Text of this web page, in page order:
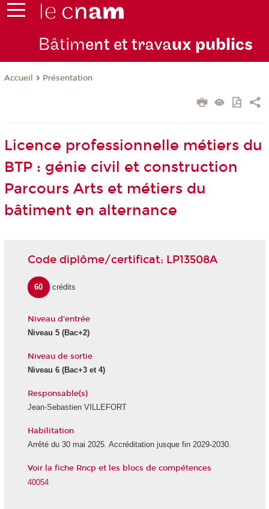
Bâtiment et travaux publics
Accueil Présentation
Licence professionnelle métiers du
BTP : génie civil et construction
Parcours Arts et métiers du
bâtiment en alternance
Code diplôme/certificat: LP13508A
60 crédits
Niveau d'entrée
Niveau 5(Bac+2)
Niveau de sortie
Niveau 6(Bac+3 et 4)
Responsable(s)
Jean-Sebastien VILLEFORT
Habilitation
Arrêté du 30 mai 2025. Accréditation jusque fin 2029-2030.
Voir la fiche Rncp et les blocs de compétences
40054